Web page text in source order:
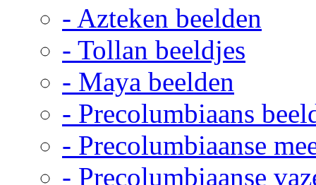
- Azteken beelden
- Tollan beeldjes
- Maya beelden
- Precolumbiaans
- Precolumbiaanse
- Precolumbiaanse